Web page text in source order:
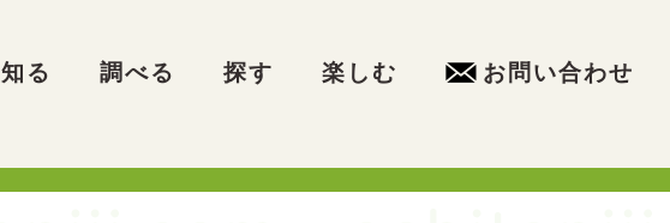
知る 調べる 探す 楽しむ お問い合わせ